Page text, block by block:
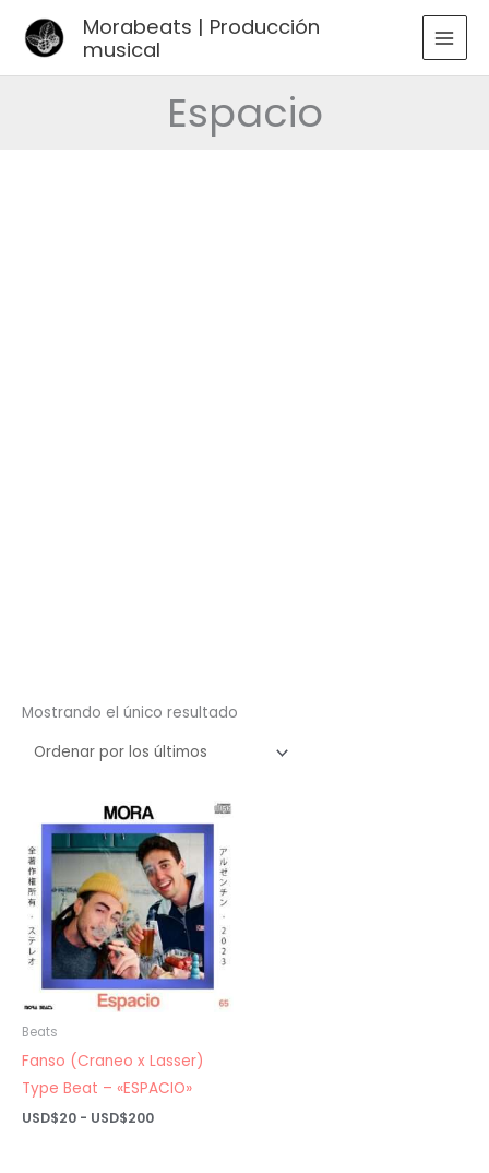
Morabeats | Producción
musical
Espacio
Mostrando el único resultado
Beats
Fanso (Craneo x Lasser)
Type Beat – «ESPACIO»
USD$20 - USD$200Rango